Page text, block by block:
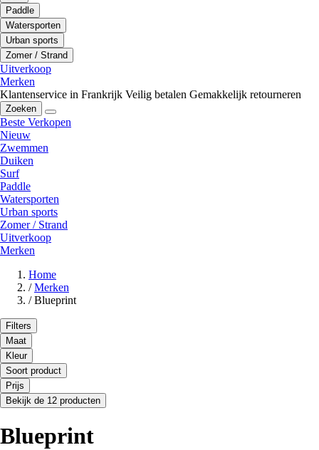
Paddle
Watersporten
Urban sports
Zomer / Strand
Uitverkoop
Merken
Klantenservice in Frankrijk Veilig betalen Gemakkelijk retourneren
Zoeken
Beste Verkopen
Nieuw
Zwemmen
Duiken
Surf
Paddle
Watersporten
Urban sports
Zomer / Strand
Uitverkoop
Merken
Home
/ Merken
/ Blueprint
Filters
Maat
Kleur
Soort product
Prijs
Bekijk de 12 producten
Blueprint